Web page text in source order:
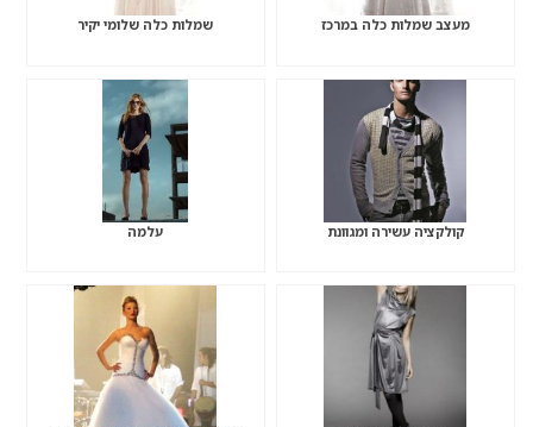
מעצב שמלות כלה במרכז שמלות כלה שלומי יקיר
קולקציה עשירה ומגוונת עלמה